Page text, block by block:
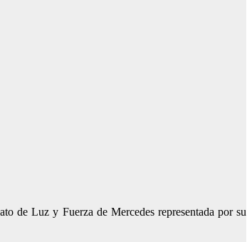
de Luz y Fuerza de Mercedes representada por su